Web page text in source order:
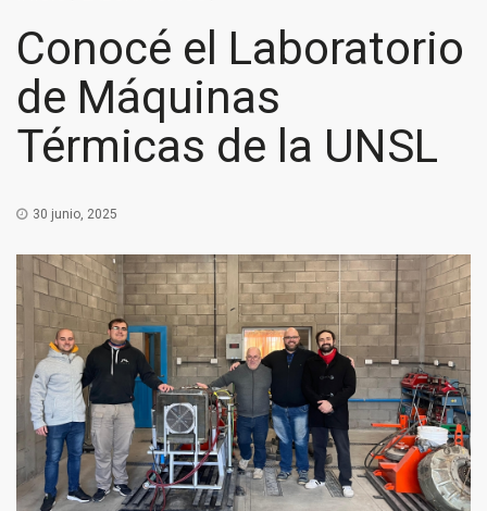
Conocé el Laboratorio
de Máquinas
Térmicas de la UNSL
30 junio, 2025